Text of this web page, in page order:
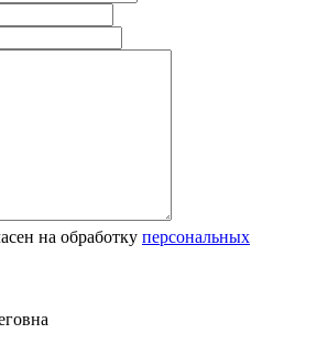
на обработку персональных